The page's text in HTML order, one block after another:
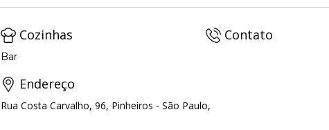
Cozinhas
Bar
Contato
Endereço
Rua Costa Carvalho, 96, Pinheiros - São Paulo,